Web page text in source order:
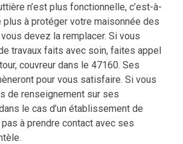
n’est plus fonctionnelle, c’est-à-
plus à protéger votre maisonnée des
devez la remplacer. Si vous
travaux faits avec soin, faites appel
couvreur dans le 47160. Ses
pour vous satisfaire. Si vous
de renseignement sur ses
le cas d’un établissement de
à prendre contact avec ses